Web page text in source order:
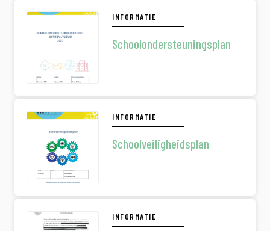
INFORMATIE
Schoolondersteuningsplan
INFORMATIE
Schoolveiligheidsplan
INFORMATIE